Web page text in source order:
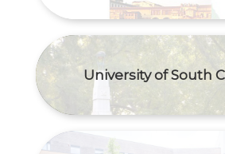
University of South